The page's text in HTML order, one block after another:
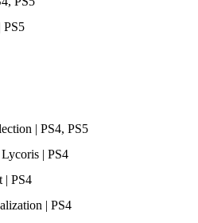
PS5
| PS4, PS5
| PS4
| PS4
| PS4